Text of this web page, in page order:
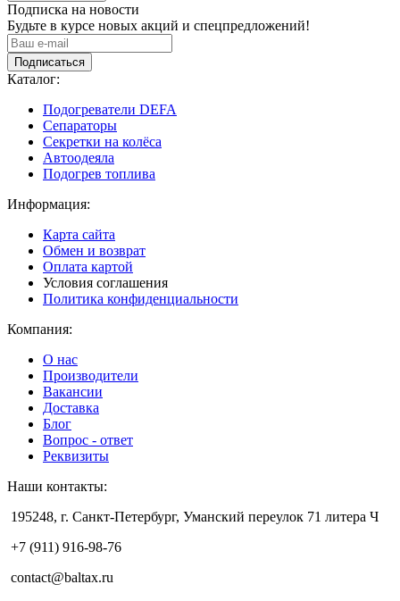
Подписка на новости
Будьте в курсе новых акций и спецпредложений!
Подписаться
Каталог:
Подогреватели DEFA
Сепараторы
Секретки на колёса
Автоодеяла
Подогрев топлива
Информация:
Карта сайта
Обмен и возврат
Оплата картой
Условия соглашения
Политика конфиденциальности
Компания:
О нас
Производители
Вакансии
Доставка
Блог
Вопрос - ответ
Реквизиты
Наши контакты:
195248, г. Санкт-Петербург, Уманский переулок 71 литера Ч
+7 (911) 916-98-76
contact@baltax.ru